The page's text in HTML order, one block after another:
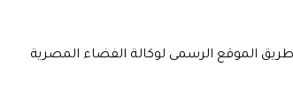
الموقع الرسمى لوكالة الفضاء المصرية